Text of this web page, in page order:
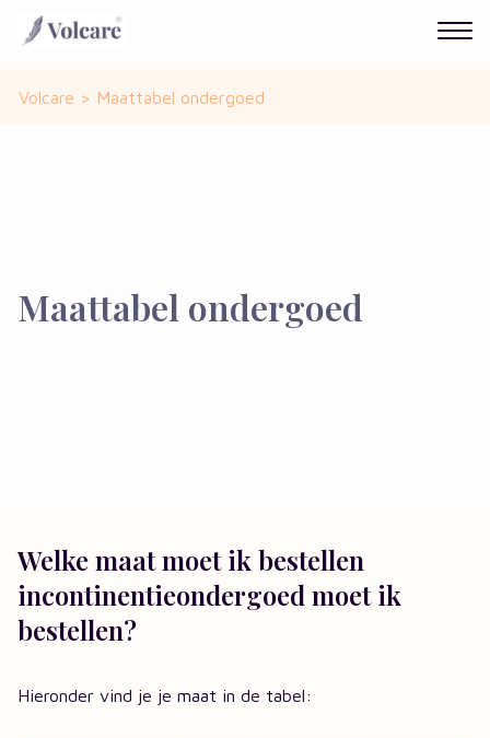
Volcare > Maattabel ondergoed
Maattabel ondergoed
Welke maat moet ik bestellen
incontinentieondergoed moet ik
bestellen?
Hieronder vind je je maat in de tabel: